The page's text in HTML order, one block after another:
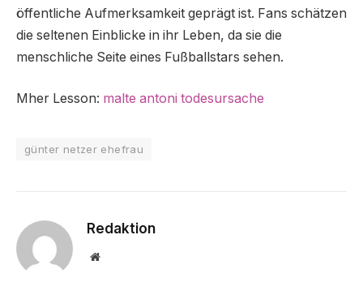
öffentliche Aufmerksamkeit geprägt ist. Fans schätzen
die seltenen Einblicke in ihr Leben, da sie die
menschliche Seite eines Fußballstars sehen.
Mher Lesson: malte antoni todesursache
günter netzer ehefrau
Redaktion
Website